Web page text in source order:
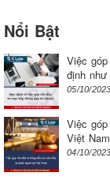
Nổi Bật
Việc
định như
05/10/2023
Việc
Việt Nam
04/10/2023